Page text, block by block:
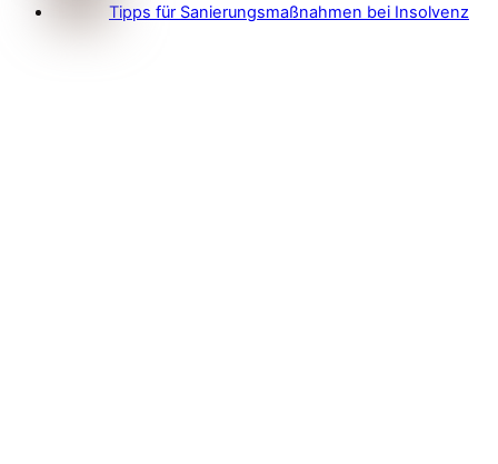
Tipps für Sanierungsmaßnahmen bei Insolvenz